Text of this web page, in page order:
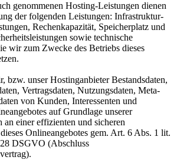
genommenen Hosting-Leistungen dienen
der folgenden Leistungen: Infrastruktur-
Rechenkapazität, Speicherplatz und
sowie technische
wir zum Zwecke des Betriebs dieses
bzw. unser Hostinganbieter Bestandsdaten,
Vertragsdaten, Nutzungsdaten, Meta-
von Kunden, Interessenten und
auf Grundlage unserer
an einer effizienten und sicheren
Onlineangebotes gem. Art. 6 Abs. 1 lit.
DSGVO (Abschluss